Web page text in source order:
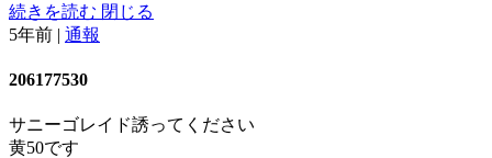
続きを読む 閉じる
5年前 | 通報
206177530
サニーゴレイド誘ってください
黄50です